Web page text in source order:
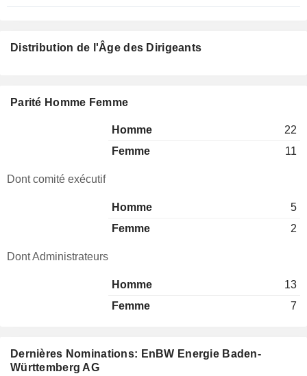
Dernières Nominations: EnBW Energie Baden-
Württemberg AG
Distribution de l'Âge des Dirigeants
Parité Homme Femme
Homme
22
Femme
11
Dont comité exécutif
Homme
5
Femme
2
Dont Administrateurs
Homme
13
Femme
7